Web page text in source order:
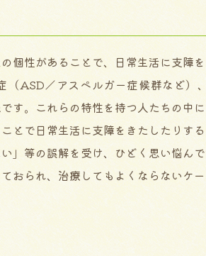
個性があることで、日常生活に支障を
（ASD／アスペルガー症候群など）
す。これらの特性を持つ人たちの中
とで日常生活に支障をきたしたりす
」等の誤解を受け、ひどく思い悩ん
おられ、治療してもよくならないケ